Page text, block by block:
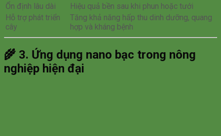
Ổn định lâu dài
Hiệu quả bền sau khi phun hoặc tưới
Hỗ trợ phát triển
cây
Tăng khả năng hấp thu dinh dưỡng, quang
hợp và kháng bệnh
🌾 3. Ứng dụng nano bạc trong nông
nghiệp hiện đại